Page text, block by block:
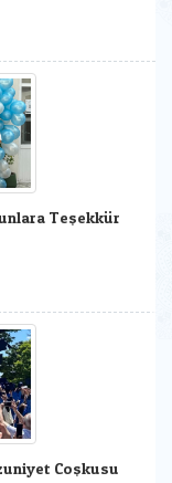
Teşekkür
Coşkusu